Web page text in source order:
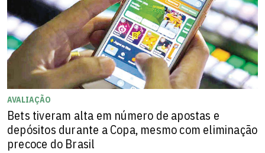
AVALIAÇÃO
Bets tiveram alta em número de apostas e
depósitos durante a Copa, mesmo com eliminação
precoce do Brasil